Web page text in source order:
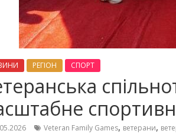
РЕГІОН СПОРТ
Veteran Family Games, ветерани,